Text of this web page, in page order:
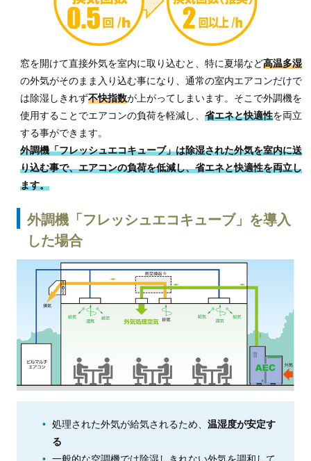
窓を開けて直接外気を室内に取り込むと、特に夏場など高温多湿
の外気がそのまま入り込む事になり、 通常の室内エアコンだけで
は除湿しきれず不快指数が上がってしまいます。そこで外調機を
使用することでエアコンの負荷を軽減し、 省エネと快適性を両立
する事ができます。
外調機「フレッシュエコキューブ」は除湿された外気を室内に送
り込む事で、エアコンの負荷を低減し、省エネと快適性を両立し
ます。
外調機「フレッシュエコキューブ」を導入
した場合
処理された外気が給気されるため、 温湿度が安定す
る